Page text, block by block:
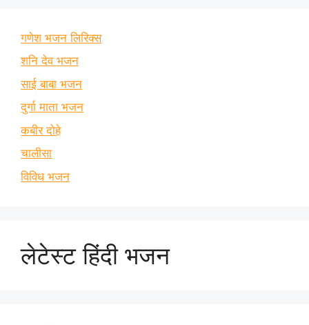
गणेश भजन लिरिक्स
शनि देव भजन
साई बाबा भजन
दुर्गा माता भजन
कबीर दोहे
चालीसा
विविध भजन
लेटेस्ट हिंदी भजन